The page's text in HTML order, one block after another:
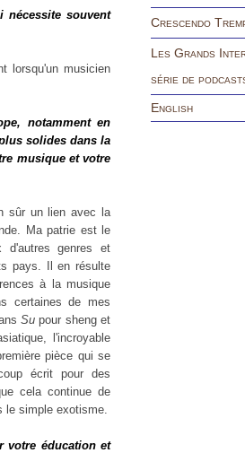
nécessite souvent
lorsqu'un musicien
notamment en
solides dans la
musique et votre
sûr un lien avec la
Ma patrie est le
d'autres genres et
pays. Il en résulte
à la musique
certaines de mes
Supour sheng et
l'incroyable
pièce qui se
écrit pour des
cela continue de
le simple exotisme.
votre éducation et
Crescendo
Les Grands
série de
English